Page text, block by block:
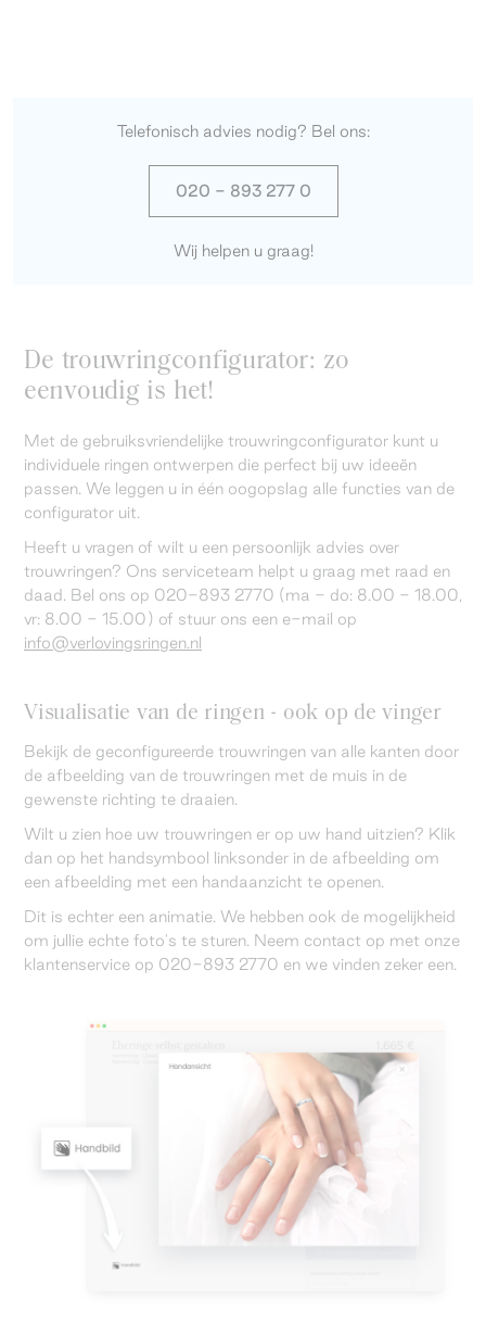
Telefonisch advies nodig? Bel ons:
020 - 893 277 0
Wij helpen u graag!
De trouwringconfigurator: zo
eenvoudig is het!
Met de gebruiksvriendelijke trouwringconfigurator kunt u
individuele ringen ontwerpen die perfect bij uw ideeën
passen. We leggen u in één oogopslag alle functies van de
configurator uit.
Heeft u vragen of wilt u een persoonlijk advies over
trouwringen? Ons serviceteam helpt u graag met raad en
daad. Bel ons op 020-893 2770 (ma - do: 8.00 - 18.00,
vr: 8.00 - 15.00) of stuur ons een e-mail op
info@verlovingsringen.nl
Visualisatie van de ringen - ook op de vinger
Bekijk de geconfigureerde trouwringen van alle kanten door
de afbeelding van de trouwringen met de muis in de
gewenste richting te draaien.
Wilt u zien hoe uw trouwringen er op uw hand uitzien? Klik
dan op het handsymbool linksonder in de afbeelding om
een afbeelding met een handaanzicht te openen.
Dit is echter een animatie. We hebben ook de mogelijkheid
om jullie echte foto's te sturen. Neem contact op met onze
klantenservice op 020-893 2770 en we vinden zeker een.